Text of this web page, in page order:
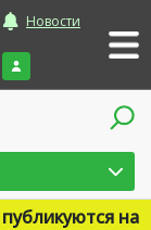
Новости
Войти
на